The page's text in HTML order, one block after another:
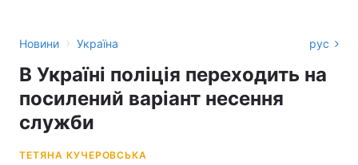
Новини › Україна рус
В Україні поліція переходить на
посилений варіант несення
служби
ТЕТЯНА КУЧЕРОВСЬКА